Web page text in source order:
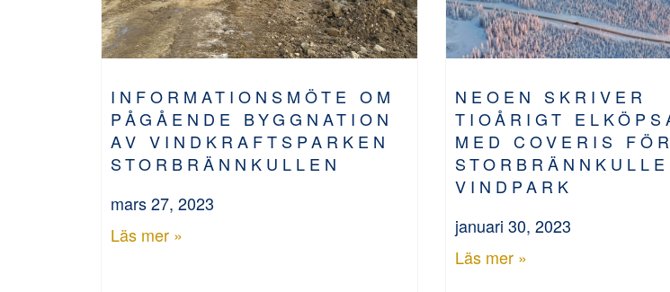
INFORMATIONSMÖTE OM
PÅGÅENDE BYGGNATION
AV VINDKRAFTSPARKEN
STORBRÄNNKULLEN
mars 27, 2023
Läs mer »
NEOEN SKRIVER
TIOÅRIGT
MED COVERIS FÖR
VINDPARK
januari 30, 2023
Läs mer »